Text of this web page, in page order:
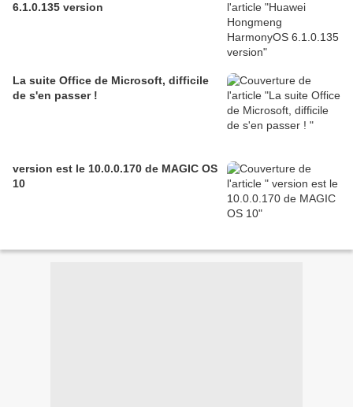
6.1.0.135 version
La suite Office de Microsoft, difficile
de s'en passer !
version est le 10.0.0.170 de MAGIC OS
10